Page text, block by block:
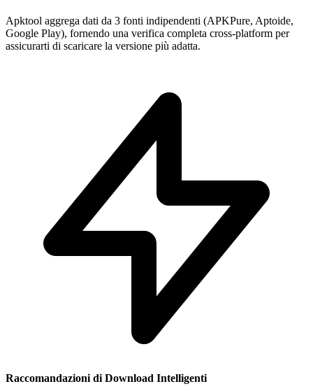
Apktool aggrega dati da 3 fonti indipendenti (APKPure, Aptoide,
Google Play), fornendo una verifica completa cross-platform per
assicurarti di scaricare la versione più adatta.
Raccomandazioni di Download Intelligenti